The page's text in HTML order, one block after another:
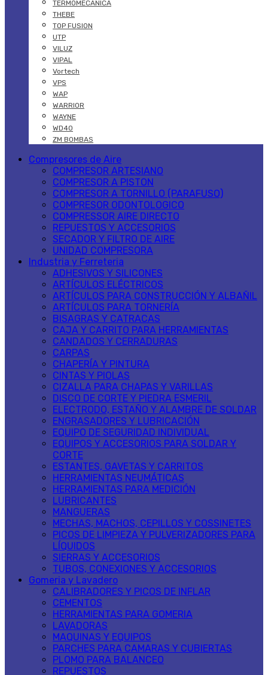
TERMOMECANICA
THEBE
TOP FUSION
UTP
VILUZ
VIPAL
Vortech
VPS
WAP
WARRIOR
WAYNE
WD40
ZM BOMBAS
Compresores de Aire
COMPRESOR ARTESIANO
COMPRESOR A PISTON
COMPRESOR A TORNILLO (PARAFUSO)
COMPRESOR ODONTOLOGICO
COMPRESSOR AIRE DIRECTO
REPUESTOS Y ACCESORIOS
SECADOR Y FILTRO DE AIRE
UNIDAD COMPRESORA
Industria y Ferreteria
ADHESIVOS Y SILICONES
ARTÍCULOS ELÉCTRICOS
ARTÍCULOS PARA CONSTRUCCIÓN Y ALBAÑIL
ARTÍCULOS PARA TORNERÍA
BISAGRAS Y CATRACAS
CAJA Y CARRITO PARA HERRAMIENTAS
CANDADOS Y CERRADURAS
CARPAS
CHAPERÍA Y PINTURA
CINTAS Y PIOLAS
CIZALLA PARA CHAPAS Y VARILLAS
DISCO DE CORTE Y PIEDRA ESMERIL
ELECTRODO, ESTAÑO Y ALAMBRE DE SOLDAR
ENGRASADORES Y LUBRICACIÓN
EQUIPO DE SEGURIDAD INDIVIDUAL
EQUIPOS Y ACCESORIOS PARA SOLDAR Y
CORTE
ESTANTES, GAVETAS Y CARRITOS
HERRAMIENTAS NEUMÁTICAS
HERRAMIENTAS PARA MEDICIÓN
LUBRICANTES
MANGUERAS
MECHAS, MACHOS, CEPILLOS Y COSSINETES
PICOS DE LIMPIEZA Y PULVERIZADORES PARA
LÍQUIDOS
SIERRAS Y ACCESORIOS
TUBOS, CONEXIONES Y ACCESORIOS
Gomeria y Lavadero
CALIBRADORES Y PICOS DE INFLAR
CEMENTOS
HERRAMIENTAS PARA GOMERIA
LAVADORAS
MAQUINAS Y EQUIPOS
PARCHES PARA CAMARAS Y CUBIERTAS
PLOMO PARA BALANCEO
REPUESTOS